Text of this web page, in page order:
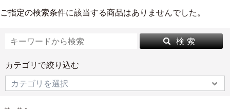
ご指定の検索条件に該当する商品はありませんでした。
検 索
カテゴリで絞り込む